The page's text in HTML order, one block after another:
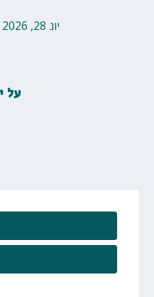
יונ 28, 2026
על